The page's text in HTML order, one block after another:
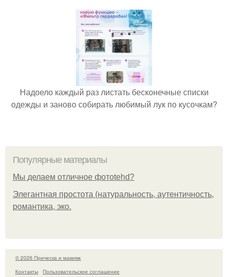
Надоело каждый раз листать бесконечные списки
одежды и заново собирать любимый лук по кусочкам?
Популярные материалы
Мы делаем отличное фотоtehd?
Элегантная простота (натуральность, аутентичность,
романтика, эко.
© 2026 Прическа и макияж
Контакты
Пользовательское соглашение